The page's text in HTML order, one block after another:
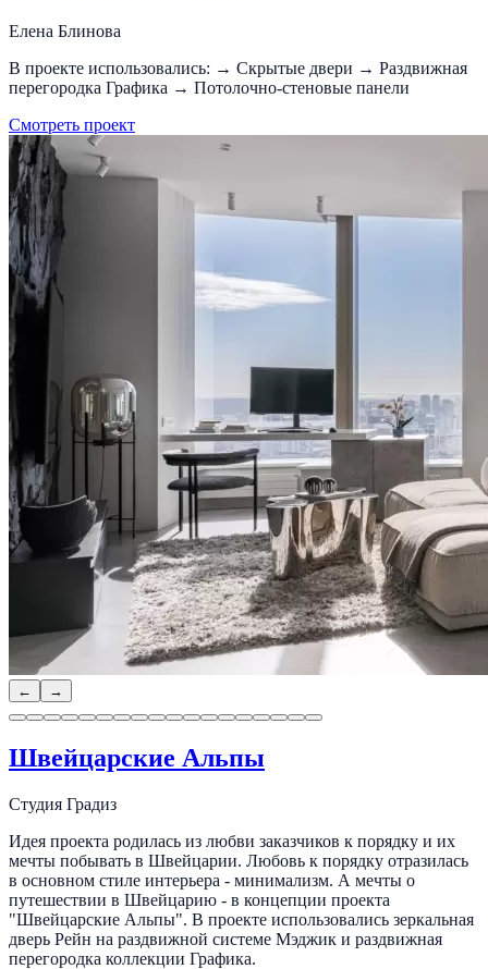
Елена Блинова
В проекте использовались: → Скрытые двери → Раздвижная
перегородка Графика → Потолочно-стеновые панели
Смотреть проект
← →
Швейцарские Альпы
Студия Градиз
Идея проекта родилась из любви заказчиков к порядку и их
мечты побывать в Швейцарии. Любовь к порядку отразилась
в основном стиле интерьера - минимализм. А мечты о
путешествии в Швейцарию - в концепции проекта
"Швейцарские Альпы". В проекте использовались зеркальная
дверь Рейн на раздвижной системе Мэджик и раздвижная
перегородка коллекции Графика.